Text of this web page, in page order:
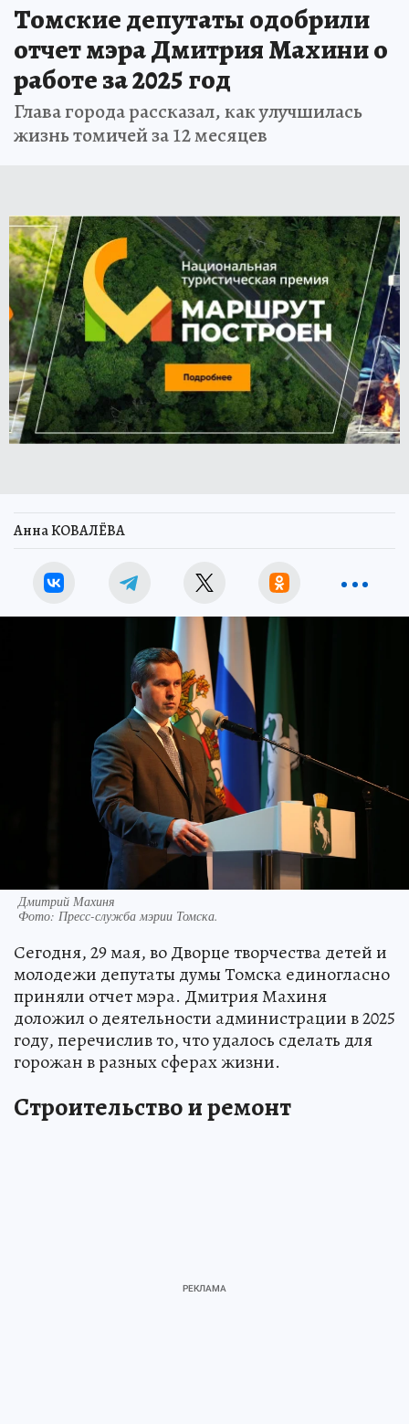
Томские депутаты одобрили
отчет мэра Дмитрия Махини о
работе за 2025 год
Глава города рассказал, как улучшилась
жизнь томичей за 12 месяцев
Анна КОВАЛЁВА
Дмитрий Махиня
Фото: Пресс-служба мэрии Томска.
Сегодня, 29 мая, во Дворце творчества детей и
молодежи депутаты думы Томска единогласно
приняли отчет мэра. Дмитрия Махиня
доложил о деятельности администрации в 2025
году, перечислив то, что удалось сделать для
горожан в разных сферах жизни.
Строительство и ремонт